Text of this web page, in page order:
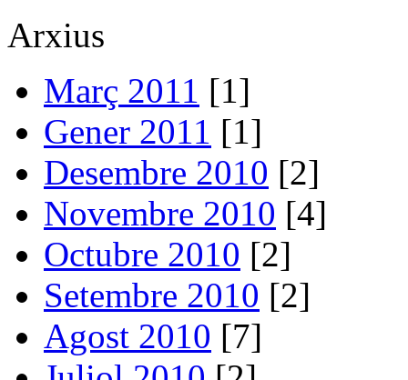
Arxius
Març 2011 [1]
Gener 2011 [1]
Desembre 2010 [2]
Novembre 2010 [4]
Octubre 2010 [2]
Setembre 2010 [2]
Agost 2010 [7]